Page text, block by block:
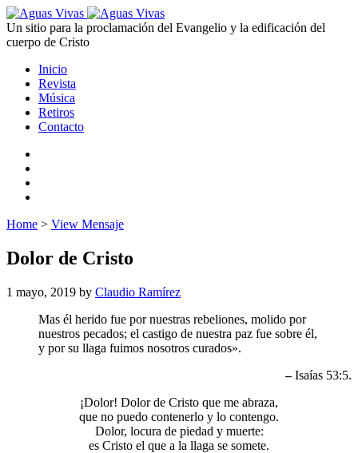
Un sitio para la proclamación del Evangelio y la edificación del
cuerpo de Cristo
Inicio
Revista
Música
Retiros
Contacto
Home > View Mensaje
Dolor de Cristo
1 mayo, 2019 by Claudio Ramírez
Mas él herido fue por nuestras rebeliones, molido por
nuestros pecados; el castigo de nuestra paz fue sobre él,
y por su llaga fuimos nosotros curados».
–Isaías 53:5.
¡Dolor! Dolor de Cristo que me abraza,
que no puedo contenerlo y lo contengo.
Dolor, locura de piedad y muerte:
es Cristo el que a la llaga se somete.